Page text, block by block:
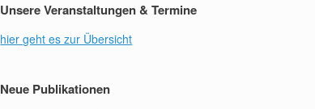
Unsere Veranstaltungen & Termine
hier geht es zur Übersicht
Neue Publikationen